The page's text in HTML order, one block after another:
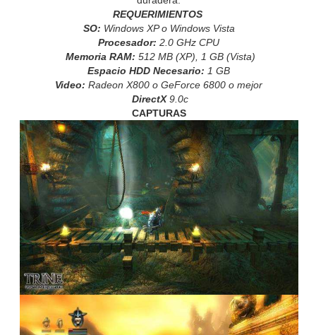
REQUERIMIENTOS
SO: Windows XP o Windows Vista
Procesador: 2.0 GHz CPU
Memoria RAM: 512 MB (XP), 1 GB (Vista)
Espacio HDD Necesario: 1 GB
Video: Radeon X800 o GeForce 6800 o mejor
DirectX9.0c
CAPTURAS